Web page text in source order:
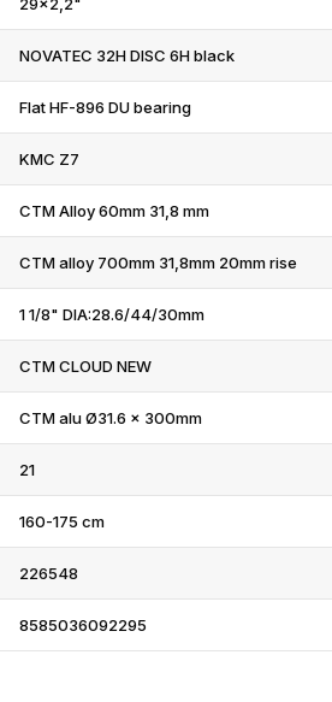
NOVATEC 32H DISC 6H black
Flat HF-896 DU bearing
KMC Z7
CTM Alloy 60mm 31,8 mm
CTM alloy 700mm 31,8mm 20mm rise
1 1/8" DIA:28.6/44/30mm
CTM CLOUD NEW
CTM alu Ø31.6 x 300mm
21
160-175 cm
226548
8585036092295